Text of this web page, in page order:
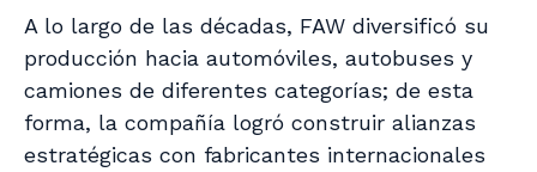
A lo largo de las décadas, FAW diversificó su
producción hacia automóviles, autobuses y
camiones de diferentes categorías; de esta
forma, la compañía logró construir alianzas
estratégicas con fabricantes internacionales